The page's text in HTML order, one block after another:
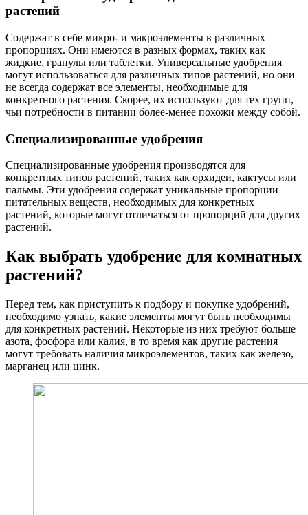
растений
Содержат в себе микро- и макроэлементы в различных
пропорциях. Они имеются в разных формах, таких как
жидкие, гранулы или таблетки. Универсальные удобрения
могут использоваться для различных типов растений, но они
не всегда содержат все элементы, необходимые для
конкретного растения. Скорее, их используют для тех групп,
чьи потребности в питании более-менее похожи между собой.
Специализированные удобрения
Специализированные удобрения производятся для
конкретных типов растений, таких как орхидеи, кактусы или
пальмы. Эти удобрения содержат уникальные пропорции
питательных веществ, необходимых для конкретных
растений, которые могут отличаться от пропорций для других
растений.
Как выбрать удобрение для комнатных
растений?
Перед тем, как приступить к подбору и покупке удобрений,
необходимо узнать, какие элементы могут быть необходимы
для конкретных растений. Некоторые из них требуют больше
азота, фосфора или калия, в то время как другие растения
могут требовать наличия микроэлементов, таких как железо,
марганец или цинк.